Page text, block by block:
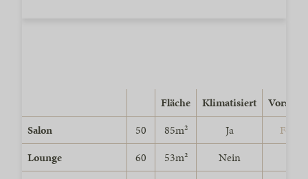
Fläche Klimatisiert
Salon
50 85m² Ja
Foto
Lounge
60 53m²
Nein